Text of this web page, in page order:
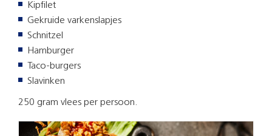
Kipfilet
Gekruide varkenslapjes
Schnitzel
Hamburger
Taco-burgers
Slavinken
250 gram vlees per persoon.